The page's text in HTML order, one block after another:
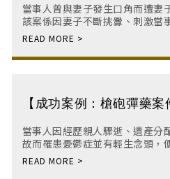
務所
當事人曾與妻子發生口角而遭妻
該案係因妻子不斷挑釁、刺激當
與妻子發生肢體衝突，事發後當
性，期許自己不再受情緒影響理智
【成功案例：槍砲彈藥
當事人因經歷親人驟逝、遺產分
故而罹患憂鬱症並有輕生念頭，
非制式手槍、十字弓各一把，然
頭，便將手槍與十字弓隨意放置